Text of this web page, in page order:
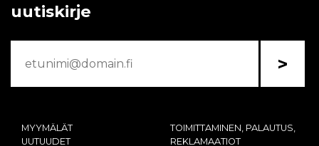
uutiskirje
>
MYYMÄLÄT
UUTUUDET
TOIMITTAMINEN, PALAUTUS,
REKLAMAATIOT